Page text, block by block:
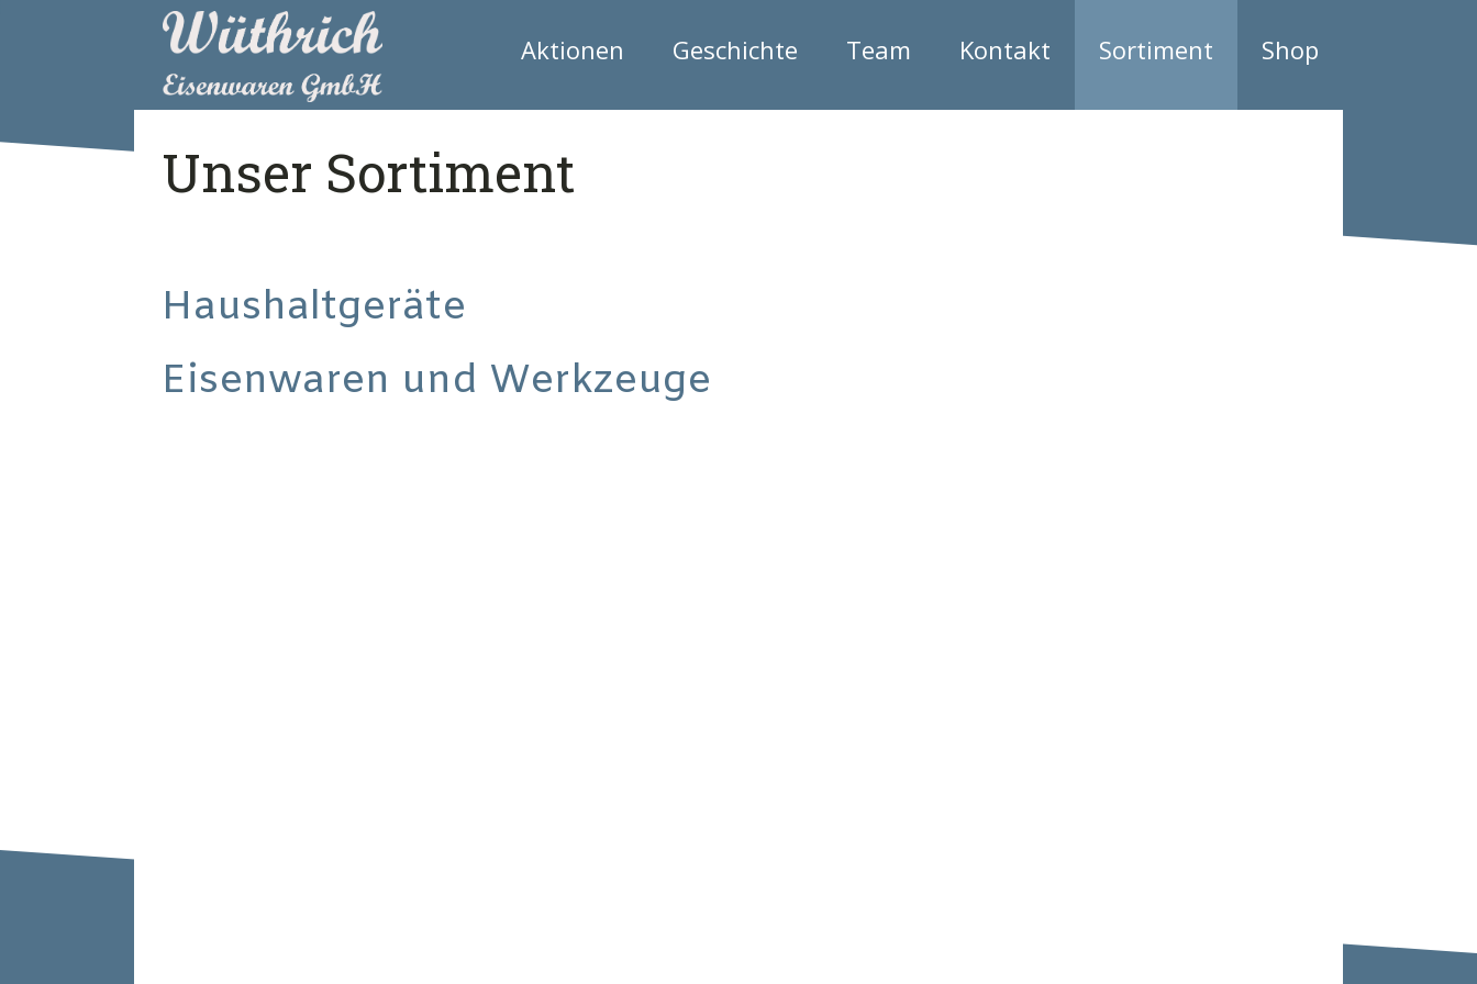
Aktionen Geschichte Team Kontakt Sortiment Shop
Unser Sortiment
Haushaltgeräte
Eisenwaren und Werkzeuge